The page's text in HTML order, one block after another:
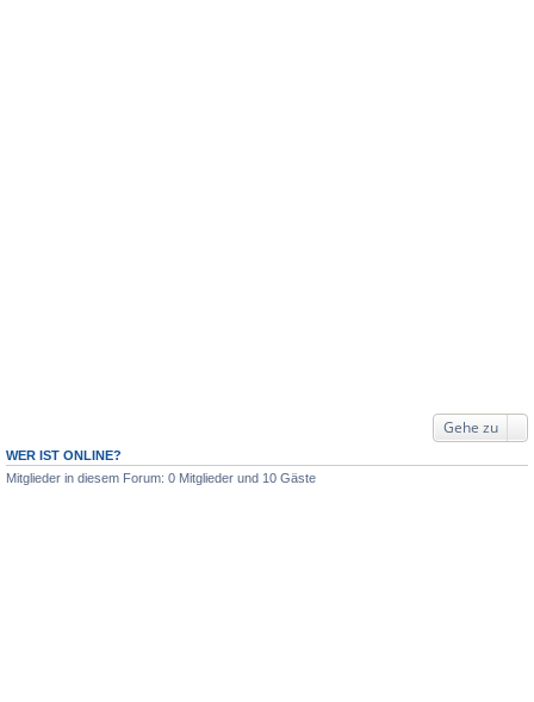
Gehe zu
WER IST ONLINE?
Mitglieder in diesem Forum: 0 Mitglieder und 10 Gäste